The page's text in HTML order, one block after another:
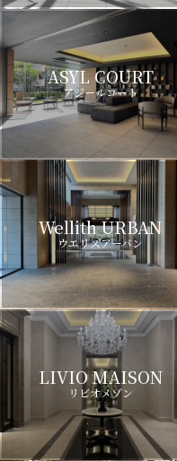
ASYL COURT
アジールコート
Wellith URBAN
ウエリスアーバン
LIVIO MAISON
リビオメゾン